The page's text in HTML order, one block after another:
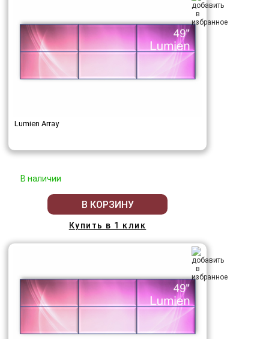
Lumien Array
В наличии
В КОРЗИНУ
Купить в 1 клик